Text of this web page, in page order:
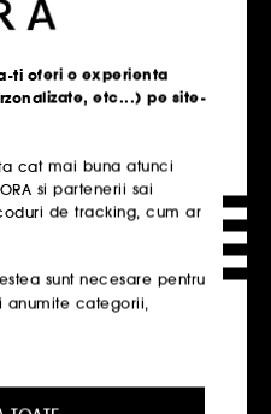
produse ale
ti oferi o experienta
etc...) pe site-
cat mai buna atunci
si partenerii sai
de tracking, cum ar
sunt necesare pentru
anumite categorii,
pentru operarea